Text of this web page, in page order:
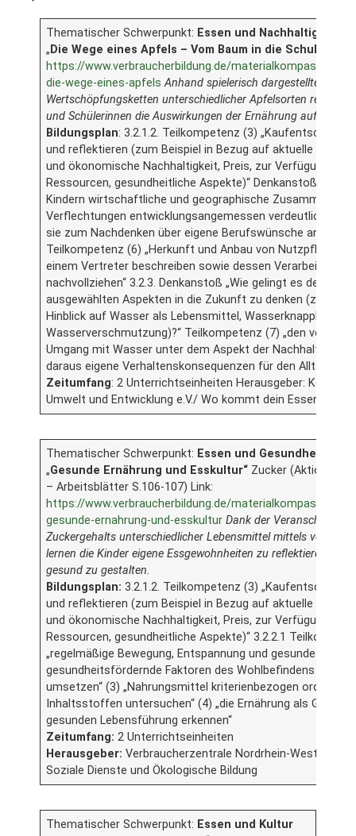
Thematischer Schwerpunkt: Essen und Nachhaltigkeit
„ Die Wege eines Apfels – Vom Baum in die
https://www.verbraucherbildung.de/materialkompass/
die-wege-eines-apfels Anhand spielerisch dargestellten
Wertschöpfungsketten unterschiedlicher Apfelsorten
und Schülerinnen die Auswirkungen der Ernährung auf das
Bildungsplan: 3.2.1.2. Teilkompetenz (3)
und reflektieren (zum Beispiel in Bezug auf aktuelle
und ökonomische Nachhaltigkeit, Preis, zur Verfügung
Ressourcen, gesundheitliche Aspekte)“ Denkanstoß: „Wie
Kindern wirtschaftliche und geographische
Verflechtungen entwicklungsangemessen verdeutlicht und
sie zum Nachdenken über eigene Berufswünsche
Teilkompetenz (6) „Herkunft und Anbau von Nutzpflanzen
einem Vertreter beschreiben sowie dessen Verarbeitung
nachvollziehen“ 3.2.3. Denkanstoß „Wie gelingt es den
ausgewählten Aspekten in die Zukunft zu denken (zum
Hinblick auf Wasser als Lebensmittel, Wasserknappheit,
Wasserverschmutzung)?“ Teilkompetenz (7) „den
Umgang mit Wasser unter dem Aspekt der Nachhaltigkeit
daraus eigene Verhaltenskonsequenzen für den Alltag
Zeitumfang: 2 Unterrichtseinheiten Herausgeber:
Umwelt und Entwicklung e.V./ Wo kommt dein Essen her?
Thematischer Schwerpunkt: Essen und Gesundheit
„Gesunde Ernährung und Esskultur“ Zucker (Aktion 1
– Arbeitsblätter S.106-107) Link:
https://www.verbraucherbildung.de/materialkompass/
gesunde-ernahrung-und-esskultur Dank der
Zuckergehalts unterschiedlicher Lebensmittel mittels von
lernen die Kinder eigene Essgewohnheiten zu reflektieren und
gesund zu gestalten.
Bildungsplan: 3.2.1.2. Teilkompetenz (3)
und reflektieren (zum Beispiel in Bezug auf aktuelle
und ökonomische Nachhaltigkeit, Preis, zur Verfügung
Ressourcen, gesundheitliche Aspekte)“ 3.2.2.1
„regelmäßige Bewegung, Entspannung und gesunde
gesundheitsfördernde Faktoren des Wohlbefindens
umsetzen“ (3) „Nahrungsmittel kriterienbezogen ordnen
Inhaltsstoffen untersuchen“ (4) „die Ernährung als
gesunden Lebensführung erkennen“
Zeitumfang: 2 Unterrichtseinheiten
Herausgeber: Verbraucherzentrale Nordrhein-Westfallen
Soziale Dienste und Ökologische Bildung
Thematischer Schwerpunkt: Essen und Kultur